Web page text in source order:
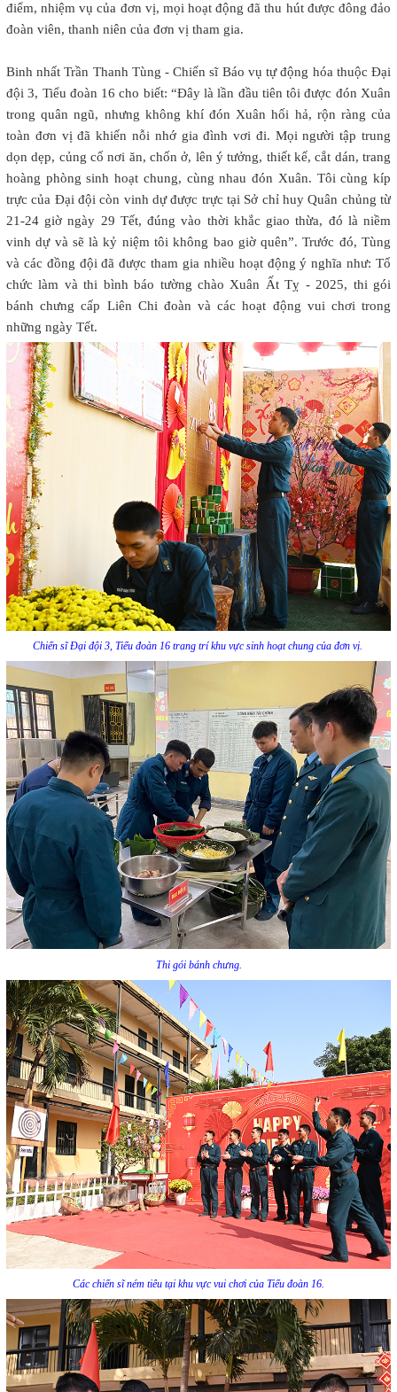
điểm, nhiệm vụ của đơn vị, mọi hoạt động đã thu hút được đông đảo
đoàn viên, thanh niên của đơn vị tham gia.
Binh nhất Trần Thanh Tùng - Chiến sĩ Báo vụ tự động hóa thuộc Đại
đội 3, Tiểu đoàn 16 cho biết: “Đây là lần đầu tiên tôi được đón Xuân
trong quân ngũ, nhưng không khí đón Xuân hối hả, rộn ràng của
toàn đơn vị đã khiến nỗi nhớ gia đình vơi đi. Mọi người tập trung
dọn dẹp, củng cố nơi ăn, chốn ở, lên ý tưởng, thiết kế, cắt dán, trang
hoàng phòng sinh hoạt chung, cùng nhau đón Xuân. Tôi cùng kíp
trực của Đại đội còn vinh dự được trực tại Sở chỉ huy Quân chủng từ
21-24 giờ ngày 29 Tết, đúng vào thời khắc giao thừa, đó là niềm
vinh dự và sẽ là kỷ niệm tôi không bao giờ quên”. Trước đó, Tùng
và các đồng đội đã được tham gia nhiều hoạt động ý nghĩa như: Tổ
chức làm và thi bình báo tường chào Xuân Ất Tỵ - 2025, thi gói
bánh chưng cấp Liên Chi đoàn và các hoạt động vui chơi trong
những ngày Tết.
Chiến sĩ Đại đội 3, Tiểu đoàn 16 trang trí khu vực sinh hoạt chung của đơn vị.
Thi gói bánh chưng.
Các chiến sĩ ném tiêu tại khu vực vui chơi của Tiểu đoàn 16.